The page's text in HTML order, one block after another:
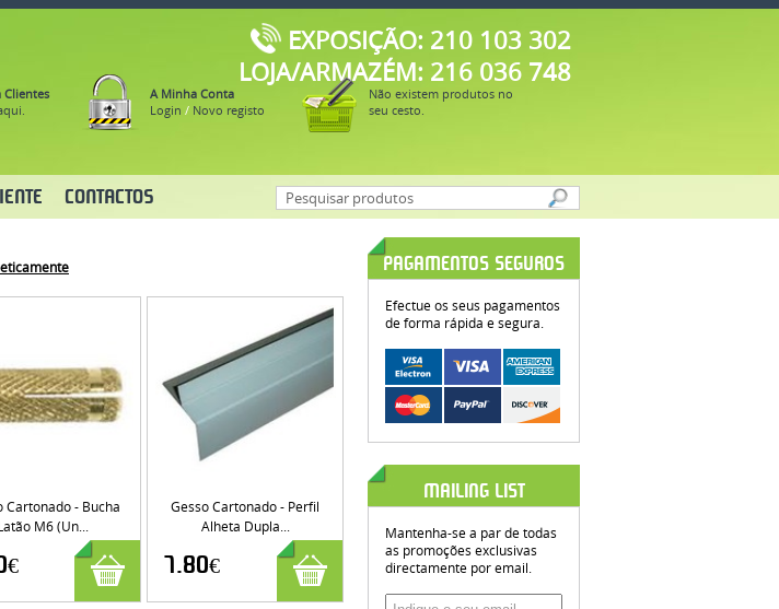
EXPOSIÇÃO: 210 103 302
LOJA/ARMAZÉM: 216 036 748
Clientes
A Minha Conta
Login / Novo registo
Não existem produtos no
seu cesto.
CONTACTOS
Cartonado - Bucha
M6 (Un...
Gesso Cartonado - Perfil
Alheta Dupla...
7.80€
PAGAMENTOS SEGUROS
Efectue os seus pagamentos
de forma rápida e segura.
MAILING LIST
Mantenha-se a par de todas
as promoções exclusivas
directamente por email.